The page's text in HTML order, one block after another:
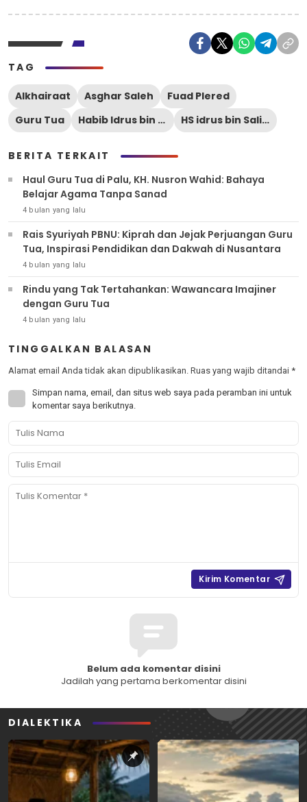
TAG
Alkhairaat Asghar Saleh
Fuad Plered
Guru Tua
Habib Idrus bin Salim Aljufri HS idrus bin Salim Aljufri
BERITA TERKAIT
Haul Guru Tua di Palu, KH. Nusron Wahid: Bahaya
Belajar Agama Tanpa Sanad
4 bulan yang lalu
Rais Syuriyah PBNU: Kiprah dan Jejak Perjuangan Guru
Tua, Inspirasi Pendidikan dan Dakwah di Nusantara
4 bulan yang lalu
Rindu yang Tak Tertahankan: Wawancara Imajiner
dengan Guru Tua
4 bulan yang lalu
TINGGALKAN BALASAN
Alamat email Anda tidak akan dipublikasikan. Ruas yang wajib ditandai *
Simpan nama, email, dan situs web saya pada peramban ini untuk
komentar saya berikutnya.
Belum ada komentar disini
Jadilah yang pertama berkomentar disini
DIALEKTIKA